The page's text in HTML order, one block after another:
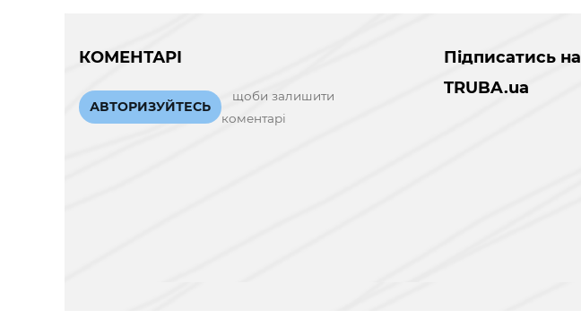
КОМЕНТАРІ
АВТОРИЗУЙТЕСЬ
щоби залишити
коментарі
Підписатись на
TRUBA.ua